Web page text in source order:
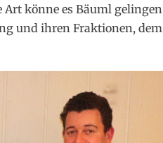
könne es Bäuml gelingen
und ihren Fraktionen, dem